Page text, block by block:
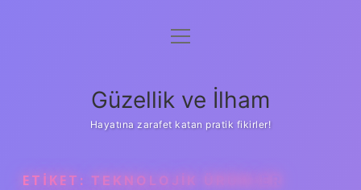
Anasayfa
Yasal Uyarı
menüyü
Güzellik ve İlham
Hayatına zarafet katan pratik fikirler!
ETIKET: TEKNOLOJIK ÜRÜNLER